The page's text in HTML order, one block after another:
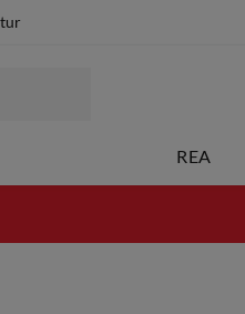
REA